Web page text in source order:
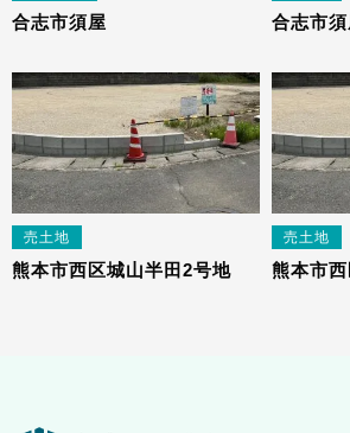
合志市須屋 合志市須
売土地
熊本市西区城山半田2号地
売土地
熊本市